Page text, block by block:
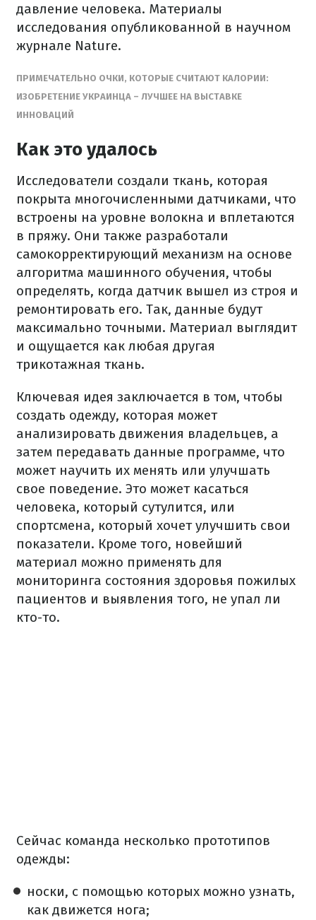
давление человека. Материалы
исследования опубликованной в научном
журнале Nature.
ПРИМЕЧАТЕЛЬНО ОЧКИ, КОТОРЫЕ СЧИТАЮТ КАЛОРИИ:
ИЗОБРЕТЕНИЕ УКРАИНЦА – ЛУЧШЕЕ НА ВЫСТАВКЕ
ИННОВАЦИЙ
Как это удалось
Исследователи создали ткань, которая
покрыта многочисленными датчиками, что
встроены на уровне волокна и вплетаются
в пряжу. Они также разработали
самокорректирующий механизм на основе
алгоритма машинного обучения, чтобы
определять, когда датчик вышел из строя и
ремонтировать его. Так, данные будут
максимально точными. Материал выглядит
и ощущается как любая другая
трикотажная ткань.
Ключевая идея заключается в том, чтобы
создать одежду, которая может
анализировать движения владельцев, а
затем передавать данные программе, что
может научить их менять или улучшать
свое поведение. Это может касаться
человека, который сутулится, или
спортсмена, который хочет улучшить свои
показатели. Кроме того, новейший
материал можно применять для
мониторинга состояния здоровья пожилых
пациентов и выявления того, не упал ли
кто-то.
Сейчас команда несколько прототипов
одежды:
носки, с помощью которых можно узнать,
как движется нога;